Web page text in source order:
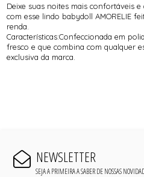
Deixe suas noites mais confortáveis
com esse lindo babydoll AMORELIE
renda.
Características:Confeccionada em
fresco e que combina com qualquer
exclusiva da marca.
NEWSLETTER
SEJA A PRIMEIRA A SABER DE NOSSAS